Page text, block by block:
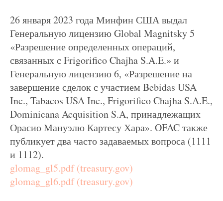
26 января 2023 года Минфин США выдал
Генеральную лицензию Global Magnitsky 5
«Разрешение определенных операций,
связанных с Frigorifico Chajha S.A.E.» и
Генеральную лицензию 6, «Разрешение на
завершение сделок с участием Bebidas USA
Inc., Tabacos USA Inc., Frigorifico Chajha S.A.E.,
Dominicana Acquisition S.A, принадлежащих
Орасио Мануэлю Картесу Хара». OFAC также
публикует два часто задаваемых вопроса (1111
и 1112).
glomag_gl5.pdf (treasury.gov)
glomag_gl6.pdf (treasury.gov)